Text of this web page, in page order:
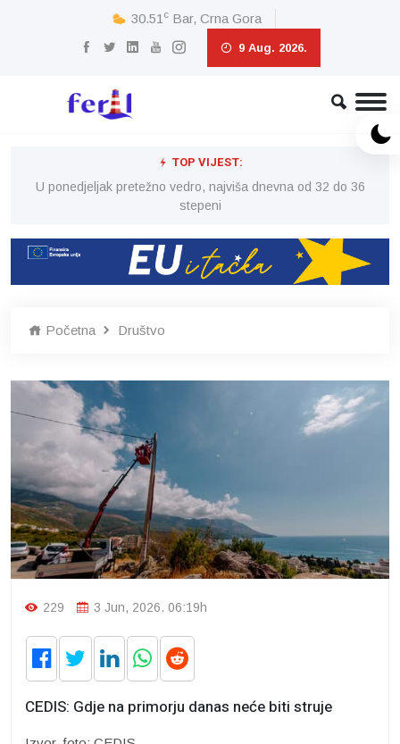
30.51 c Bar, Crna Gora
9 Aug. 2026.
TOP VIJEST:
U ponedjeljak pretežno vedro, najviša dnevna od 32 do 36
stepeni
Početna Društvo
229 3 Jun, 2026. 06:19h
CEDIS: Gdje na primorju danas neće biti struje